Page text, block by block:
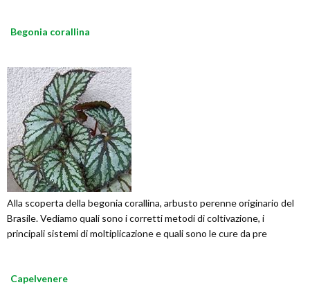
Begonia corallina
Alla scoperta della begonia corallina, arbusto perenne originario del
Brasile. Vediamo quali sono i corretti metodi di coltivazione, i
principali sistemi di moltiplicazione e quali sono le cure da pre
Capelvenere